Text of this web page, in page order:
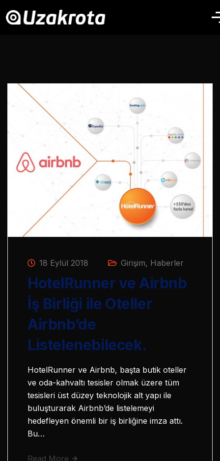
18 Eylül 2018 Girişim, Haberler
HotelRunner ve Airbnb
İş Birliği ile Oteller
Airbnb’de
Listelenebilecek.
HotelRunner ve Airbnb, başta butik oteller
ve oda-kahvaltı tesisler olmak üzere tüm
tesisleri üst düzey teknolojik alt yapı ile
buluşturarak Airbnb’de listelemeyi
hedefleyen önemli bir iş birliğine imza attı.
Bu…
Read More